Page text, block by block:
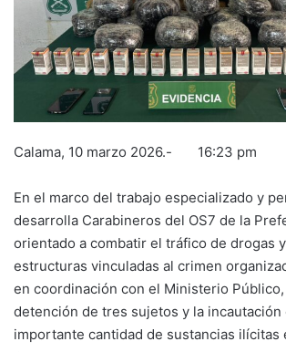
Calama, 10 marzo 2026.- 16:23 pm
En el marco del trabajo especializado y
desarrolla Carabineros del OS7 de la
orientado a combatir el tráfico de drogas
estructuras vinculadas al crimen
en coordinación con el Ministerio
detención de tres sujetos y la incautación
importante cantidad de sustancias ilícitas